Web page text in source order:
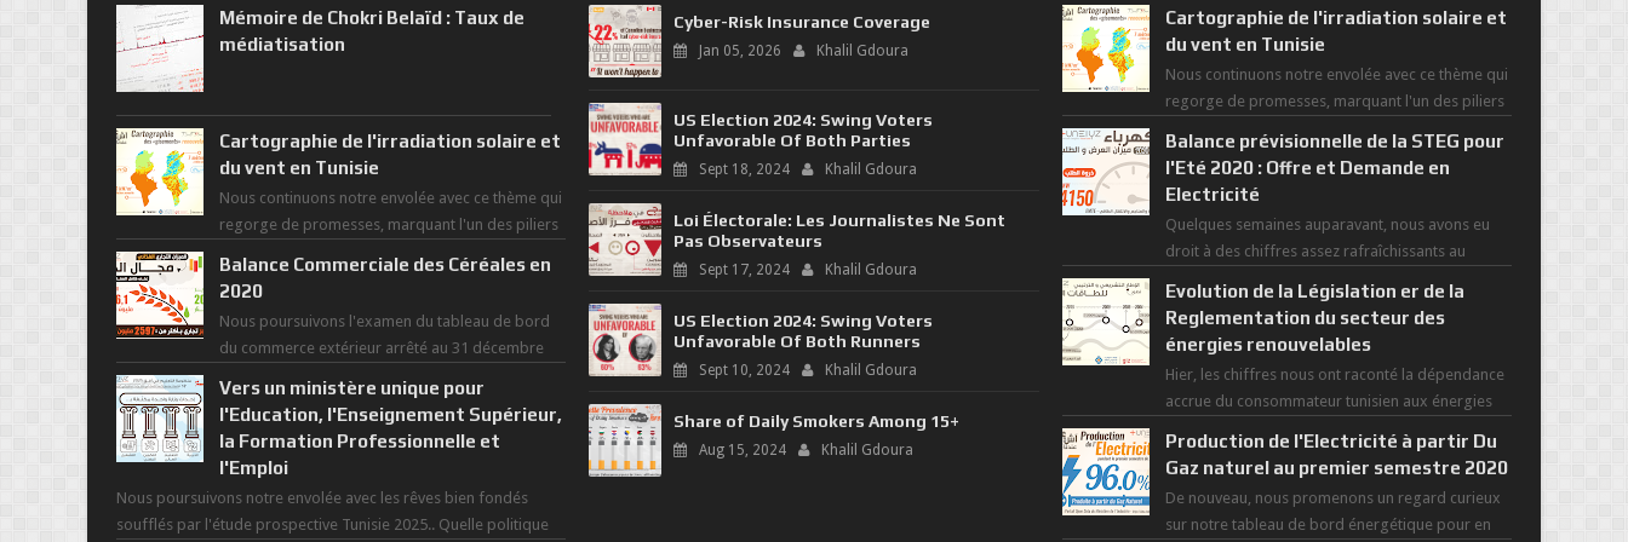
Mémoire de Chokri Belaïd : Taux de
médiatisation
Cartographie de l'irradiation solaire et
du vent en Tunisie
Nous continuons notre envolée avec ce thème qui
regorge de promesses, marquant l'un des piliers
Balance Commerciale des Céréales en
2020
Nous poursuivons l'examen du tableau de bord
du commerce extérieur arrêté au 31 décembre
man...
Vers un ministère unique pour
l'Education, l'Enseignement Supérieur,
la Formation Professionnelle et
l'Emploi
Nous poursuivons notre envolée avec les rêves bien fondés
soufflés par l'étude prospective Tunisie 2025.. Quelle politique
Cyber-Risk Insurance Coverage
Jan 05, 2026 Khalil Gdoura
US Election 2024: Swing Voters
Unfavorable Of Both Parties
Sept 18, 2024 Khalil Gdoura
Loi Électorale: Les Journalistes Ne Sont
Pas Observateurs
Sept 17, 2024 Khalil Gdoura
US Election 2024: Swing Voters
Unfavorable Of Both Runners
Sept 10, 2024 Khalil Gdoura
Share of Daily Smokers Among 15+
Aug 15, 2024 Khalil Gdoura
Cartographie de l'irradiation solaire et
du vent en Tunisie
Nous continuons notre envolée avec ce thème qui
regorge de promesses, marquant l'un des piliers
Balance prévisionnelle de la STEG pour
l'Eté 2020 : Offre et Demande en
Electricité
Quelques semaines auparavant, nous avons eu
droit à des chiffres assez rafraîchissants au
Evolution de la Législation er de la
Reglementation du secteur des
énergies renouvelables
Hier, les chiffres nous ont raconté la dépendance
accrue du consommateur tunisien aux énergies
Production de l'Electricité à partir Du
Gaz naturel au premier semestre 2020
De nouveau, nous promenons un regard curieux
sur notre tableau de bord énergétique pour en